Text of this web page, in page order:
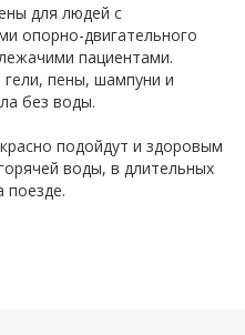
для людей с
опорно-двигательного
пациентами.
пены, шампуни и
без воды.
подойдут и здоровым
воды, в длительных
поезде.